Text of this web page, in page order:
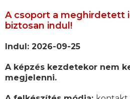
A csoport a meghirdetett
biztosan indul!
Indul: 2026-09-25
A képzés kezdetekor nem
megjelenni.